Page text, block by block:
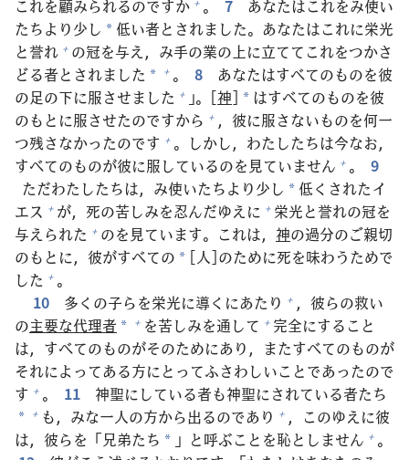
これを顧みられるのですか 。 7 あなたはこれをみ使い
たちより少し * 低い者とされました。あなたはこれに栄光
と誉れ + の冠を与え，み手の業の 上に立ててこれをつかさ
どる者とされました * + 。 8 あなたはすべてのものを彼
の足の下に服させました + 」。[神] * はすべてのものを彼
のもとに服させたのですから + ， 彼に服さないものを何一
つ残さなかったのです + 。しかし，わたしたちは今なお，
すべてのものが彼に服しているのを 見ていません + 。
9
ただわたしたちは，み使いたちより少し * 低くされたイ
エス + が， 死の苦しみを忍んだゆえに + 栄光と誉れの冠を
与えられた + のを 見ています。これは， 神の過分のご親切
のもとに， 彼がすべての * [人]のために死を味わうためで
した + 。
10
多くの子らを栄光に導くにあたり + ， 彼らの救い
の主要な代理者 * + を苦しみを通して + 完全にすること
は，すべてのものがそのためにあり，またすべてのものが
それによってある方にとってふさわしいことであったので
す + 。 11 神聖にしている者も神聖にされている者たち
* + も，みな一人の方から出るのであり + ，このゆえに彼
は， 彼らを「兄弟たち * 」と呼ぶことを恥としません + 。